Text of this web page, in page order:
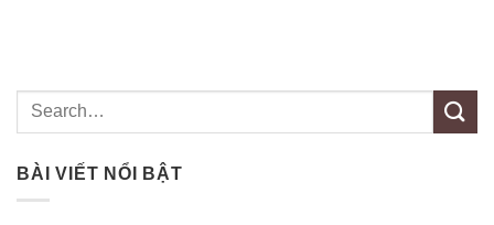
BÀI VIẾT NỔI BẬT